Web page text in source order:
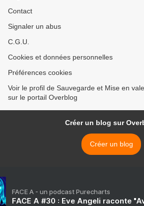
Contact
Signaler un abus
C.G.U.
Cookies et données personnelles
Préférences cookies
Voir le profil de Sauvegarde et Mise en
sur le portail Overblog
Créer un blog sur
Créer un blog
FACE A - un podcast Purecharts
FACE A #30 : Eve Angeli raconte